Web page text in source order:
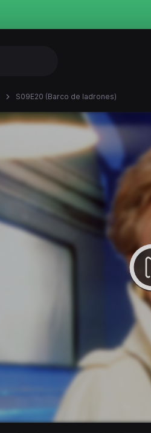
S09E20 (Barco de ladrones)